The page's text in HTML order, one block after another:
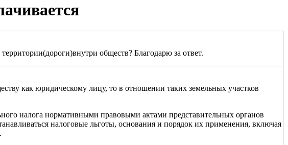
обществ? Благодарю за ответ.
как юридическому лицу, то в отношении таких земельных участков
налога нормативными правовыми актами представительных органов
налоговые льготы, основания и порядок их применения, включая